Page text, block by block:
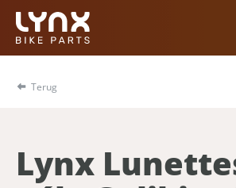
Terug
Lynx